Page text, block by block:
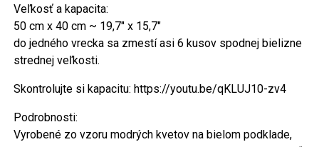
Veľkosť a kapacita:
50 cm x 40 cm ~ 19,7" x 15,7"
do jedného vrecka sa zmestí asi 6 kusov spodnej bielizne
strednej veľkosti.
Skontrolujte si kapacitu: https://youtu.be/qKLUJ10-zv4
Podrobnosti:
Vyrobené zo vzoru modrých kvetov na bielom podklade,